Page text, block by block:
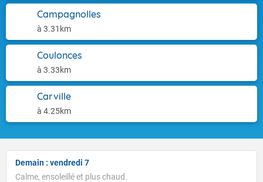
Campagnolles
à 3.31km
Coulonces
à 3.33km
Carville
à 4.25km
Demain : vendredi 7
Calme, ensoleillé et plus chaud.